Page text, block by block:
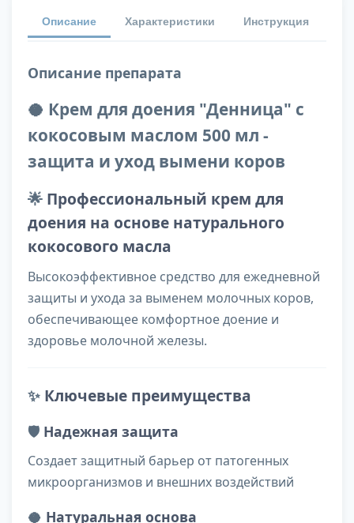
Описание Характеристики Инструкция
Описание препарата
🥥 Крем для доения "Денница" с
кокосовым маслом 500 мл -
защита и уход вымени коров
🌟 Профессиональный крем для
доения на основе натурального
кокосового масла
Высокоэффективное средство для ежедневной
защиты и ухода за выменем молочных коров,
обеспечивающее комфортное доение и
здоровье молочной железы.
✨ Ключевые преимущества
🛡️ Надежная защита
Создает защитный барьер от патогенных
микроорганизмов и внешних воздействий
🥥 Натуральная основа